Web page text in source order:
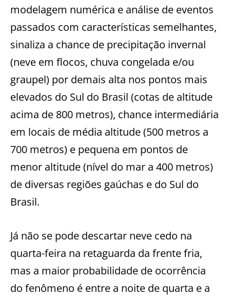
modelagem numérica e análise de eventos
passados com características semelhantes,
sinaliza a chance de precipitação invernal
(neve em flocos, chuva congelada e/ou
graupel) por demais alta nos pontos mais
elevados do Sul do Brasil (cotas de altitude
acima de 800 metros), chance intermediária
em locais de média altitude (500 metros a
700 metros) e pequena em pontos de
menor altitude (nível do mar a 400 metros)
de diversas regiões gaúchas e do Sul do
Brasil.
Já não se pode descartar neve cedo na
quarta-feira na retaguarda da frente fria,
mas a maior probabilidade de ocorrência
do fenômeno é entre a noite de quarta e a